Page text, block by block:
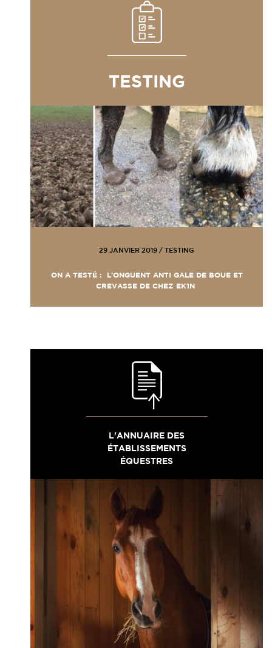
TESTING
29 JANVIER 2019 / TESTING
ON A TESTÉ : L’ONGUENT ANTI GALE DE BOUE ET
CREVASSE DE CHEZ EK1N
L'ANNUAIRE DES
ÉTABLISSEMENTS
ÉQUESTRES